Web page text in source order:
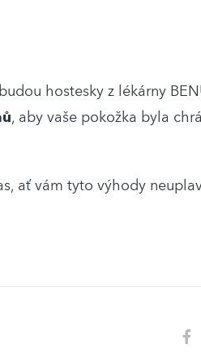
hostesky z lékárny
, aby vaše pokožka byla
ať vám tyto výhody